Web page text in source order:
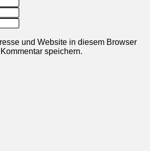
und Website in diesem Browser
speichern.